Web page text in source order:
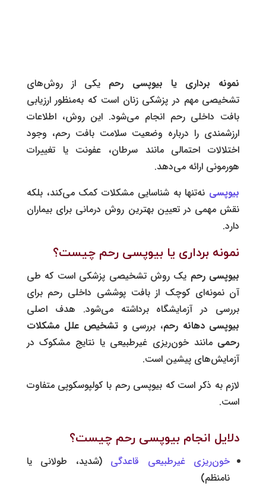
نمونه برداری یا بیوپسی رحم یکی از روش‌های
تشخیصی مهم در پزشکی زنان است که به‌منظور ارزیابی
بافت داخلی رحم انجام می‌شود. این روش، اطلاعات
ارزشمندی را درباره وضعیت سلامت بافت رحم، وجود
اختلالات احتمالی مانند سرطان، عفونت یا تغییرات
هورمونی ارائه می‌دهد.
بیوپسی نه‌تنها به شناسایی مشکلات کمک می‌کند، بلکه
نقش مهمی در تعیین بهترین روش درمانی برای بیماران
دارد.
نمونه برداری یا بیوپسی رحم چیست؟
بیوپسی رحم یک روش تشخیصی پزشکی است که طی
آن نمونه‌ای کوچک از بافت پوششی داخلی رحم برای
بررسی در آزمایشگاه برداشته می‌شود. هدف اصلی
بیوپسی دهانه رحم، بررسی و تشخیص علل مشکلات
رحمی مانند خون‌ریزی غیرطبیعی یا نتایج مشکوک در
آزمایش‌های پیشین است.
لازم به ذکر است که بیوپسی رحم با کولپوسکوپی متفاوت
است.
دلایل انجام بیوپسی رحم چیست؟
خون‌ریزی غیرطبیعی قاعدگی (شدید، طولانی یا
نامنظم)